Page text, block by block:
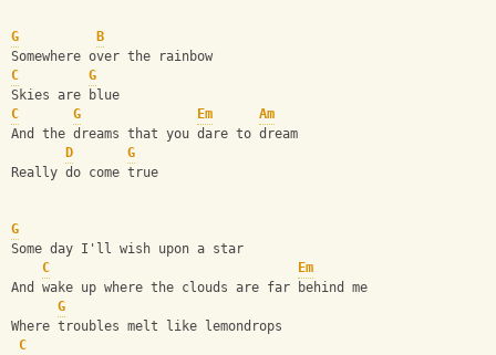
G
B
Somewhere over the rainbow
C
G
Skies are blue
C
G Em
Am
And the dreams that you dare to dream
D
G
Really do come true
G
Some day I'll wish upon a star
C
Em
And wake up where the clouds are far behind me
G
Where troubles melt like lemondrops
C